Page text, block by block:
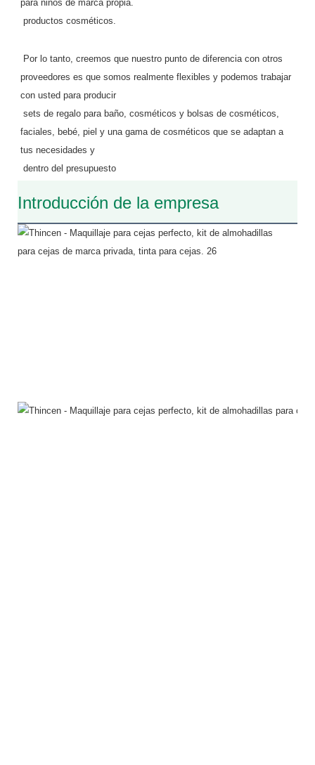
para niños de marca propia.
productos cosméticos.
proveedores es que somos realmente flexibles y podemos trabajar
con usted para producir
faciales, bebé, piel y una gama de cosméticos que se adaptan a
tus necesidades y
dentro del presupuesto
Introducción de la empresa